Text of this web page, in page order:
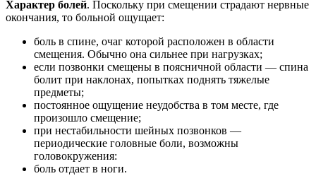
Характер болей. Поскольку при смещении страдают нервные
окончания, то больной ощущает:
боль в спине, очаг которой расположен в области
смещения. Обычно она сильнее при нагрузках;
если позвонки смещены в поясничной области — спина
болит при наклонах, попытках поднять тяжелые
предметы;
постоянное ощущение неудобства в том месте, где
произошло смещение;
при нестабильности шейных позвонков —
периодические головные боли, возможны
головокружения:
боль отдает в ноги.